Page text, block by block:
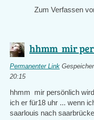
Zum Verfassen
hhmm mir
Permanenter Link
20:15
hhmm mir persönlich
ich er für18 uhr ... wenn
saarlouis nach